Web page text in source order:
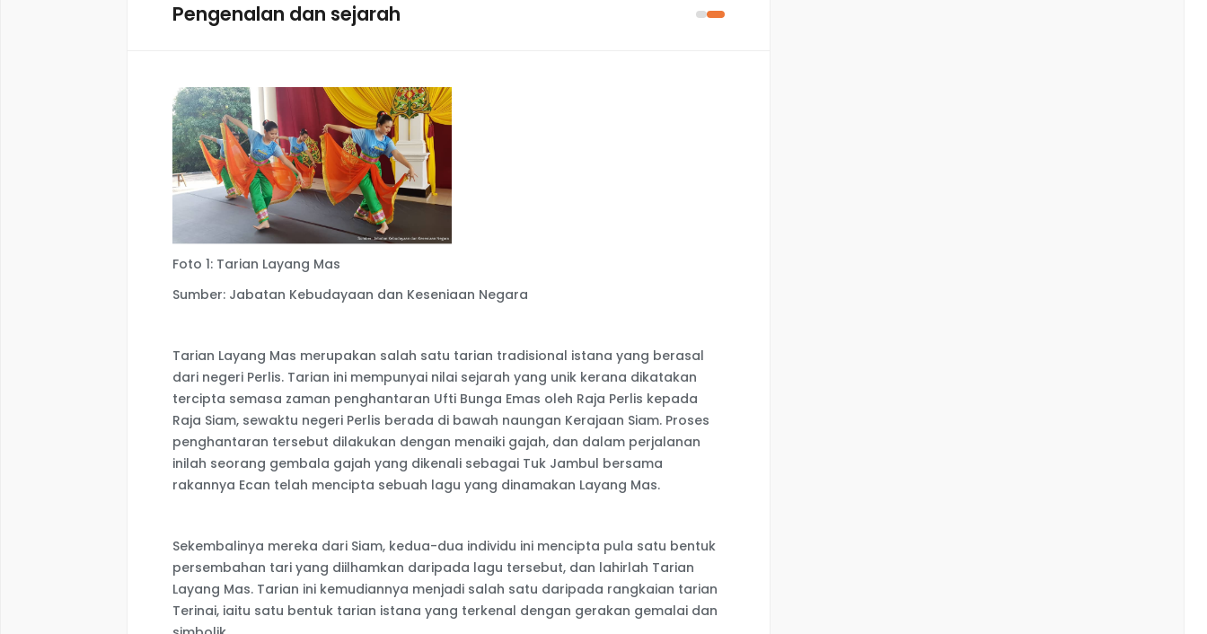
Pengenalan dan sejarah
Foto 1: Tarian Layang Mas
Sumber: Jabatan Kebudayaan dan Keseniaan Negara
Tarian Layang Mas merupakan salah satu tarian tradisional istana yang berasal
dari negeri Perlis. Tarian ini mempunyai nilai sejarah yang unik kerana dikatakan
tercipta semasa zaman penghantaran Ufti Bunga Emas oleh Raja Perlis kepada
Raja Siam, sewaktu negeri Perlis berada di bawah naungan Kerajaan Siam. Proses
penghantaran tersebut dilakukan dengan menaiki gajah, dan dalam perjalanan
inilah seorang gembala gajah yang dikenali sebagai Tuk Jambul bersama
rakannya Ecan telah mencipta sebuah lagu yang dinamakan Layang Mas.
Sekembalinya mereka dari Siam, kedua-dua individu ini mencipta pula satu bentuk
persembahan tari yang diilhamkan daripada lagu tersebut, dan lahirlah Tarian
Layang Mas. Tarian ini kemudiannya menjadi salah satu daripada rangkaian tarian
Terinai, iaitu satu bentuk tarian istana yang terkenal dengan gerakan gemalai dan